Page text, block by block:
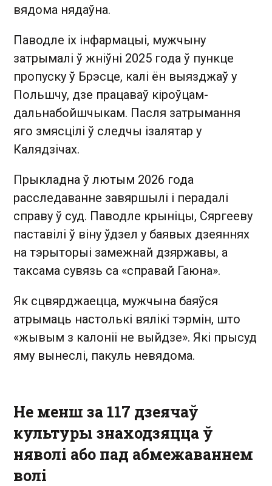
вядома нядаўна.
Паводле іх інфармацыі, мужчыну
затрымалі ў жніўні 2025 года ў пункце
пропуску ў Брэсце, калі ён выязджаў у
Польшчу, дзе працаваў кіроўцам-
дальнабойшчыкам. Пасля затрымання
яго змясцілі ў следчы ізалятар у
Калядзічах.
Прыкладна ў лютым 2026 года
расследаванне завяршылі і перадалі
справу ў суд. Паводле крыніцы, Сяргееву
паставілі ў віну ўдзел у баявых дзеяннях
на тэрыторыі замежнай дзяржавы, а
таксама сувязь са «справай Гаюна».
Як сцвярджаецца, мужчына баяўся
атрымаць настолькі вялікі тэрмін, што
«жывым з калоніі не выйдзе». Які прысуд
яму вынеслі, пакуль невядома.
Не менш за 117 дзеячаў
культуры знаходзяцца ў
няволі або пад абмежаваннем
волі